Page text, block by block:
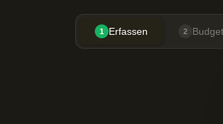
1 Erfassen 2 Budget